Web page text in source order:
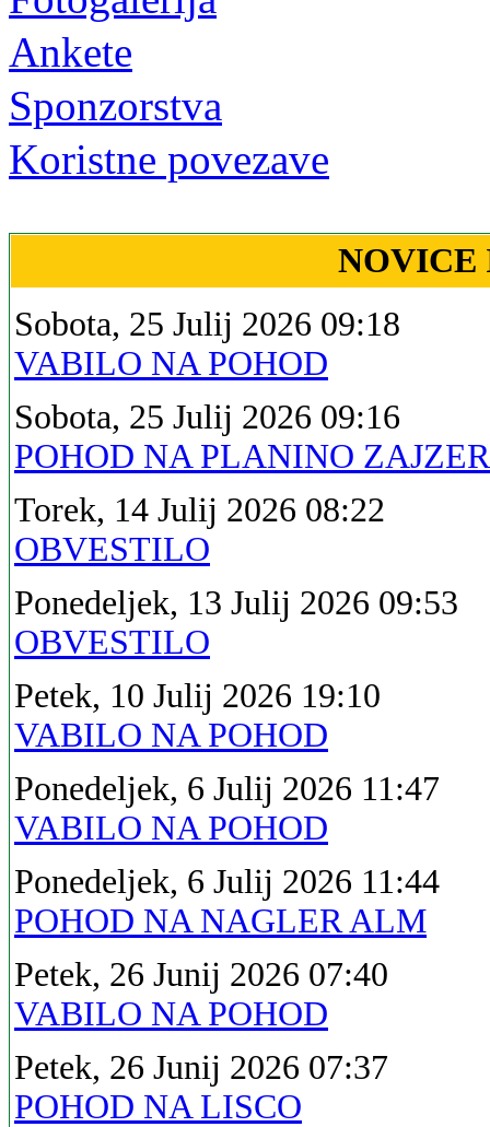
Ankete
Sponzorstva
Koristne povezave
NOVICE
Sobota, 25 Julij 2026 09:18
VABILO NA POHOD
Sobota, 25 Julij 2026 09:16
POHOD NA PLANINO
Torek, 14 Julij 2026 08:22
OBVESTILO
Ponedeljek, 13 Julij 2026 09:53
OBVESTILO
Petek, 10 Julij 2026 19:10
VABILO NA POHOD
Ponedeljek, 6 Julij 2026 11:47
VABILO NA POHOD
Ponedeljek, 6 Julij 2026 11:44
POHOD NA NAGLER ALM
Petek, 26 Junij 2026 07:40
VABILO NA POHOD
Petek, 26 Junij 2026 07:37
POHOD NA LISCO